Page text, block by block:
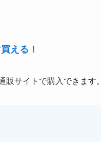
える！
販サイトで購入できます。